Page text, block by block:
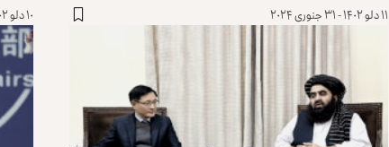
۱۱ دلو ۱۴۰۲ - ۳۱ جنوری ۲۰۲۴ ۱۰ دلو ۱۴۰۲ - ۳۰ جنوری ۲۰۲۴